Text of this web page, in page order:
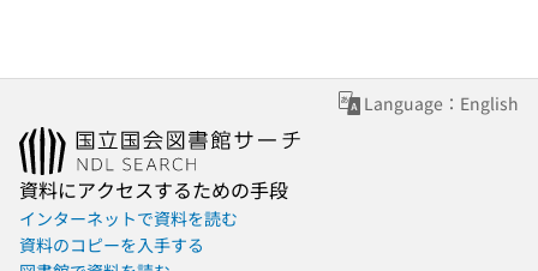
Language：English
資料にアクセスするための手段
インターネットで資料を読む
資料のコピーを入手する